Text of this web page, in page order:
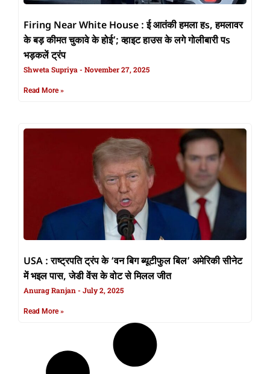
Firing Near White House : ई आतंकी हमला हs, हमलावर
के बड़ कीमत चुकावे के होई’; व्हाइट हाउस के लगे गोलीबारी पs
भड़कलें ट्रंप
Shweta Supriya November 27, 2025
Read More »
USA : राष्ट्रपति ट्रंप के ‘वन बिग ब्यूटीफुल बिल’ अमेरिकी सीनेट
में भइल पास, जेडी वेंस के वोट से मिलल जीत
Anurag Ranjan July 2, 2025
Read More »